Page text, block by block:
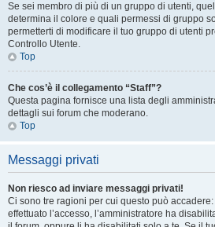
Se sei membro di più di un gruppo di utenti,
determina il colore e quali permessi di gruppo
permetterti di modificare il tuo gruppo di utenti
Controllo Utente.
Top
Che cos’è il collegamento “Staff”?
Questa pagina fornisce una lista degli
dettagli sui forum che moderano.
Top
Messaggi privati
Non riesco ad inviare messaggi privati!
Ci sono tre ragioni per cui questo può
effettuato l’accesso, l’amministratore ha